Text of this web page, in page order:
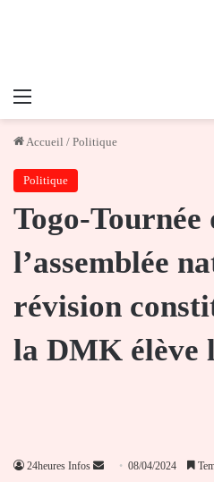
Menu
Accueil / Politique
Politique
Togo-Tournée
l’assemblée
révision
la DMK élève
24heures Infos
Envoyer08/04/2024